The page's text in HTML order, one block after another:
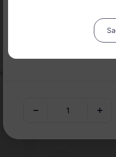
Bu hizmet SIM kart
çünkü süresi dolmuş,
verileri geçerli süre